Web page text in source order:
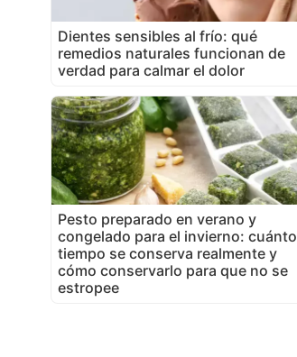
Dientes sensibles al frío: qué
remedios naturales funcionan de
verdad para calmar el dolor
Pesto preparado en verano y
congelado para el invierno: cuánto
tiempo se conserva realmente y
cómo conservarlo para que no se
estropee